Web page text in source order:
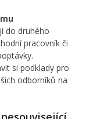
do druhého
pracovník či
si podklady pro
odborníků na